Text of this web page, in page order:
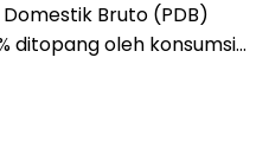
Bruto (PDB)
ditopang oleh konsumsi…